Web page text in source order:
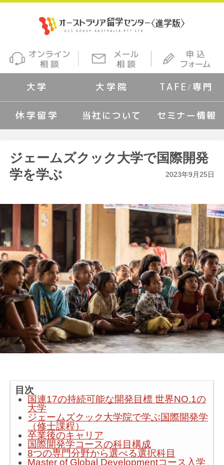
大学 大学院 TAFE/専門
休学留学 当社について セミナー情報
ジェームズクック大学で国際開発
学を学ぶ
2023年9月25日
目次
国連17の持続可能な開発目標 世界NO.1の
大学
ジェームズクック大学院で学ぶ国際開発学
（修士課程）
卒業後のキャリア
国際開発学コースの科目構成
8つの専門分野から選べる選択科目
Master of Global Developmentコース入学